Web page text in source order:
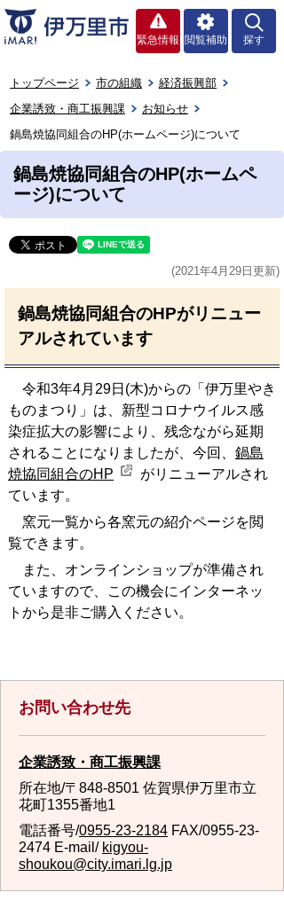
緊急情報 閲覧補助 探す
トップページ 市の組織
経済振興部
企業誘致・商工振興課
お知らせ
鍋島焼協同組合のHP(ホームページ)について
鍋島焼協同組合のHP(ホームペ
ージ)について
(2021年4月29日更新)
鍋島焼協同組合のHPがリニュー
アルされています
令和3年4月29日(木)からの「伊万里やき
ものまつり」は、新型コロナウイルス感
染症拡大の影響により、残念ながら延期
されることになりましたが、今回、 鍋島
焼協同組合のHP
がリニューアルされ
ています。
窯元一覧から各窯元の紹介ページを閲
覧できます。
また、オンラインショップが準備され
ていますので、この機会にインターネッ
トから是非ご購入ください。
お問い合わせ先
企業誘致・商工振興課
所在地/〒848-8501 佐賀県伊万里市立
花町1355番地1
電話番号/0955-23-2184 FAX/0955-23-
2474 E-mail/ kigyou-
shoukou@city.imari.lg.jp